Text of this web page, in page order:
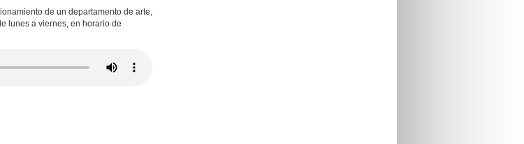
de un departamento de arte,
lunes a viernes, en horario de